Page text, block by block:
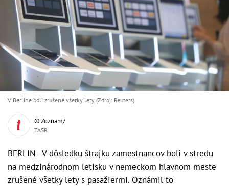
V Berlíne boli zrušené všetky lety (Zdroj: Reuters)
© Zoznam/
TASR
BERLIN - V dôsledku štrajku zamestnancov boli v stredu
na medzinárodnom letisku v nemeckom hlavnom meste
zrušené všetky lety s pasažiermi. Oznámil to